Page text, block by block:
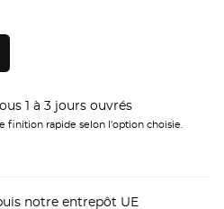
1 à 3 jours ouvrés
finition rapide selon l'option choisie.
notre entrepôt UE